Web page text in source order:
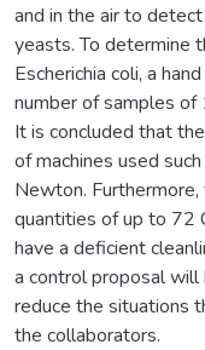
and in the air to
yeasts. To determine
Escherichia coli, a
number of samples of
It is concluded that
of machines used
Newton.
quantities of up to 72
have a deficient
a control proposal
reduce the situations
the collaborators.